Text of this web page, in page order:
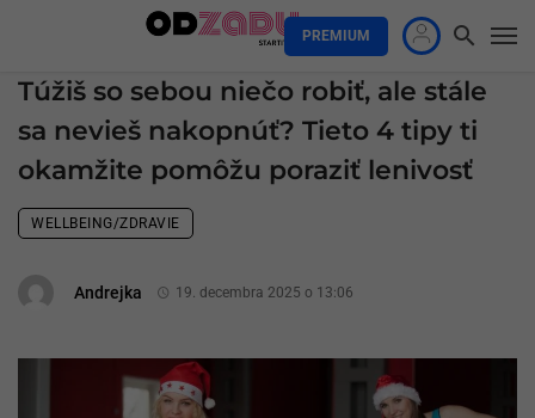
PREMIUM
Túžiš so sebou niečo robiť, ale stále
sa nevieš nakopnúť? Tieto 4 tipy ti
okamžite pomôžu poraziť lenivosť
WELLBEING/ZDRAVIE
Andrejka 19. decembra 2025 o 13:06